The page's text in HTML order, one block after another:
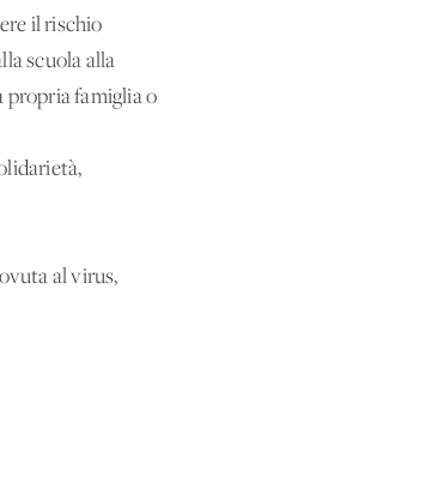
il rischio
scuola alla
propria famiglia o
al virus,